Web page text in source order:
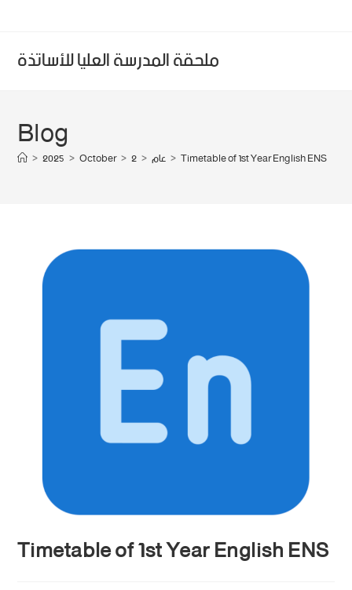
ملحقة المدرسة العليا للأساتذة
Blog
> 2025 > October> 2 > عام > Timetable of 1st Year English ENS
Timetable of 1st Year English ENS